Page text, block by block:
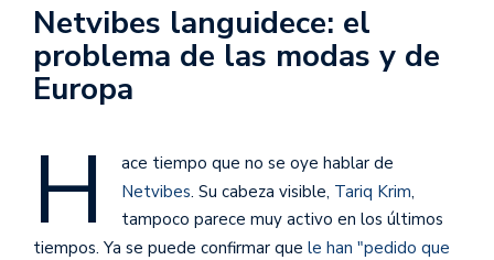
Netvibes languidece: el
problema de las modas y de
Europa
H
ace tiempo que no se oye hablar de
Netvibes. Su cabeza visible, Tariq Krim,
tampoco parece muy activo en los últimos
tiempos. Ya se puede confirmar que le han "pedido que